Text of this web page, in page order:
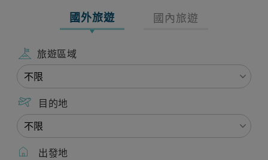
國外旅遊 國內旅遊
旅遊區域
目的地
出發地